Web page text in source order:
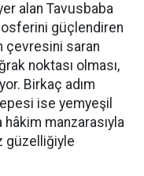
alan Tavusbaba
güçlendiren
çevresini saran
noktası olması,
Birkaç adım
ise yemyeşil
manzarasıyla
güzelliğiyle